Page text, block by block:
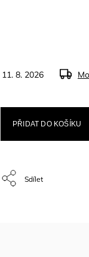
11. 8. 2026
PŘIDAT DO KOŠÍKU
Sdílet